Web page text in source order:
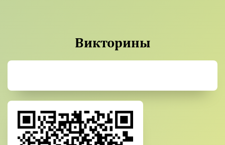
Викторины